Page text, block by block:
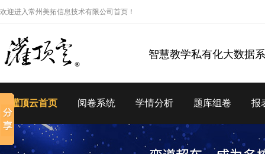
欢迎进入常州美拓信息技术有限公司首页！
智慧教学私有化大数据
灌顶云首页 阅卷系统 学情分析 题库组卷 报